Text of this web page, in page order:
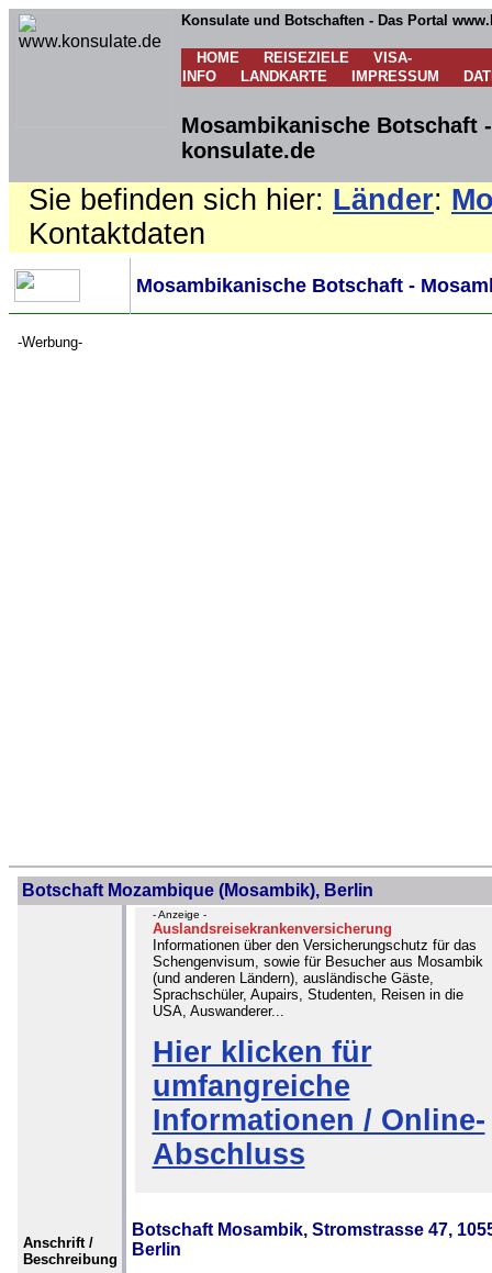
Konsulate und Botschaften - Das Portal
HOME REISEZIELE
VISA-
INFO
LANDKARTE IMPRESSUM
Mosambikanische Botschaft
konsulate.de
Sie befinden sich hier: Länder:
Kontaktdaten
Mosambikanische Botschaft -
-Werbung-
Botschaft Mozambique (Mosambik), Berlin
- Anzeige -
Auslandsreisekrankenversicherung
Informationen über den Versicherungschutz für das
Schengenvisum, sowie für Besucher aus Mosambik
(und anderen Ländern), ausländische Gäste,
Sprachschüler, Aupairs, Studenten, Reisen in die
USA, Auswanderer...
Hier klicken für
umfangreiche
Informationen / Online-
Abschluss
Anschrift /
Beschreibung
Botschaft Mosambik, Stromstrasse 47,
Berlin